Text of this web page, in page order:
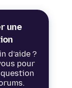
une
d’aide ?
pour